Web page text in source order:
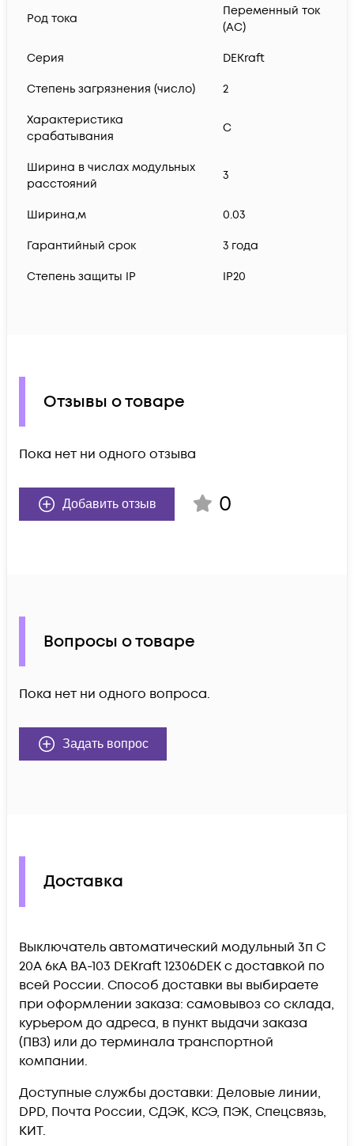
Род тока
Переменный ток
(AC)
Серия DEKraft
Степень загрязнения (число) 2
Характеристика
срабатывания
C
Ширина в числах модульных
расстояний
3
Ширина,м 0.03
Гарантийный срок 3 года
Степень защиты IP IP20
Отзывы о товаре
Пока нет ни одного отзыва
Добавить отзыв 0
Вопросы о товаре
Пока нет ни одного вопроса.
Задать вопрос
Доставка
Выключатель автоматический модульный 3п C
20А 6кА ВА-103 DEKraft 12306DEK c доставкой по
всей России. Способ доставки вы выбираете
при оформлении заказа: самовывоз со склада,
курьером до адреса, в пункт выдачи заказа
(ПВЗ) или до терминала транспортной
компании.
Доступные службы доставки: Деловые линии,
DPD, Почта России, СДЭК, КСЭ, ПЭК, Спецсвязь,
КИТ.